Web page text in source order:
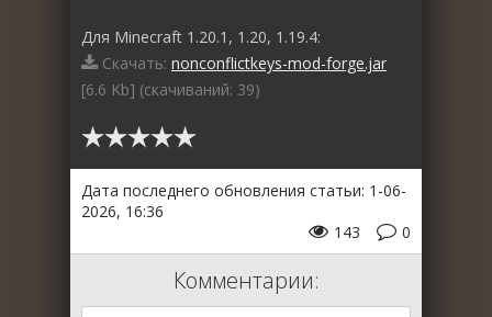
Для Minecraft 1.20.1, 1.20, 1.19.4:
Скачать: nonconflictkeys-mod-forge.jar
[6.6 Kb] (cкачиваний: 39)
Дата последнего обновления статьи: 1-06-
2026, 16:36
0
143
Комментарии: